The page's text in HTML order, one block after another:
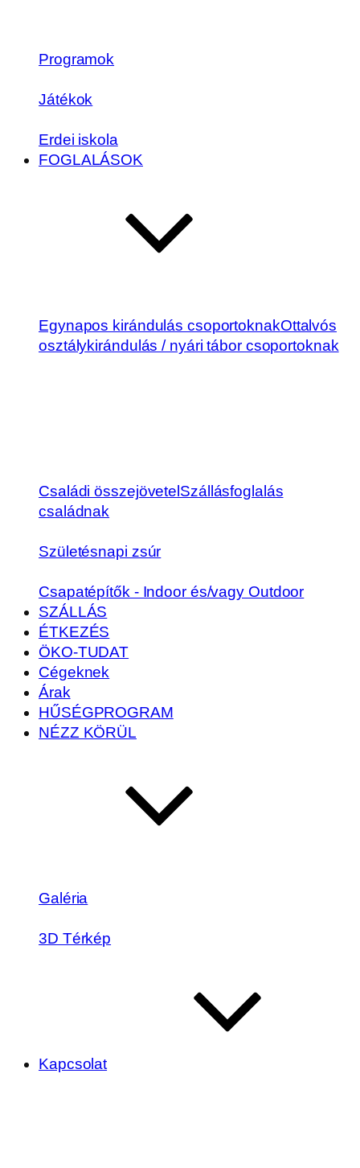
Programok
Játékok
Erdei iskola
FOGLALÁSOK
Egynapos kirándulás csoportoknakOttalvós
osztálykirándulás / nyári tábor csoportoknak
Családi összejövetel Szállásfoglalás
családnak
Születésnapi zsúr
Csapatépítők - Indoor és/vagy Outdoor
SZÁLLÁS
ÉTKEZÉS
ÖKO-TUDAT
Cégeknek
Árak
HŰSÉGPROGRAM
NÉZZ KÖRÜL
Galéria
3D Térkép
Kapcsolat